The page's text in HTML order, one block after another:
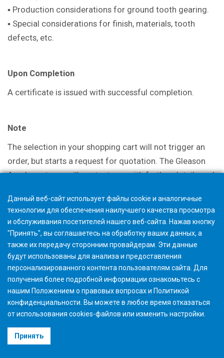
▪ Production considerations for ground tooth gearing.
▪ Special considerations for finish, materials, tooth
defects, etc.
Upon Completion
A certificate is issued with successful completion.
Note
The selection in your shopping cart will not trigger an
order, but starts a request for quotation. The Gleason
Academy team will contact you with further details and
Условия использования
Данный веб-сайт использует файлы cookie и аналогичные
технологии для обеспечения наилучшего качества просмотра
и обслуживания посетителей нашего веб-сайта. Нажав кнопку
"Принять", вы соглашаетесь на обработку ваших данных, а
также их передачу сторонним провайдерам. Эти данные
будут использованы для анализа и предоставления
персонализированного контента пользователям сайта. Для
получения более подробной информации ознакомьтесь с
нашим Положением о правовых вопросахи Политикой
конфиденциальности . Вы можете в любое время отказаться
от использования cookies-файлов или изменить настройки
Принять